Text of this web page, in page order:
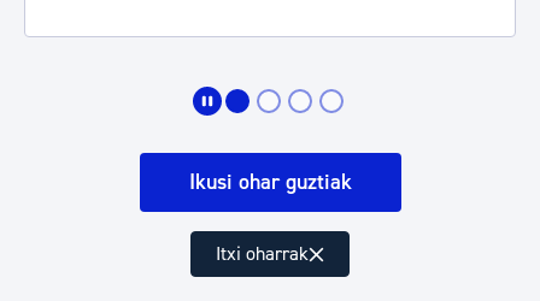
Ikusi ohar guztiak
Itxi oharrak